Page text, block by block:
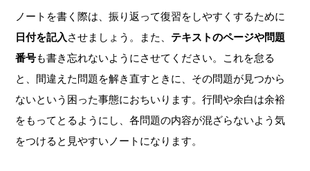
ノートを書く際は、振り返って復習をしやすくするために
日付を記入 させましょう。また、 テキストのページや問題
番号も書き忘れないようにさせてください。これを怠る
と、間違えた問題を解き直すときに、その問題が見つから
ないという困った事態におちいります。行間や余白は余裕
をもってとるようにし、各問題の内容が混ざらないよう気
をつけると見やすいノートになります。